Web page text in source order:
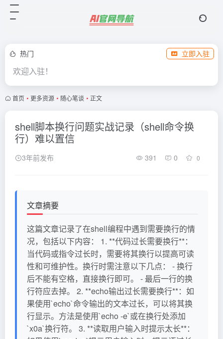
热门 立即入驻
欢迎入驻！
首页 • 更多资源 • 随心笔谈 • 正文
shell脚本换行问题实战记录（shell命令换
行）难以置信
3年前发布 391 0 0
文章摘要
这篇文章记录了在shell编程中遇到需要换行的情
况，包括以下内容： 1. **代码过长需要换行**：
当代码或指令过长时，需要将其换行以提高可读
性和可维护性。换行时需注意以下几点： - 换行
后不能有空格，直接换行即可。 - 最后一行的换
行符应去掉。 2. **echo输出过长需要换行**：如
果使用`echo`命令输出的文本过长，可以将其换
行显示。方法是使用`echo -e`或在换行处添加
`x0a`换行符。 3. **读取用户输入时提示太长**：